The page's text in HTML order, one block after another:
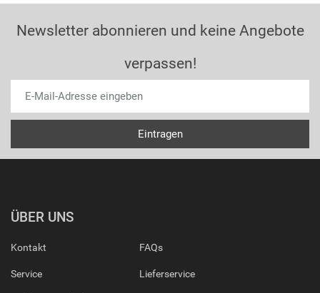
Newsletter abonnieren und keine Angebote
verpassen!
ÜBER UNS
Kontakt
Service
FAQs
Lieferservice